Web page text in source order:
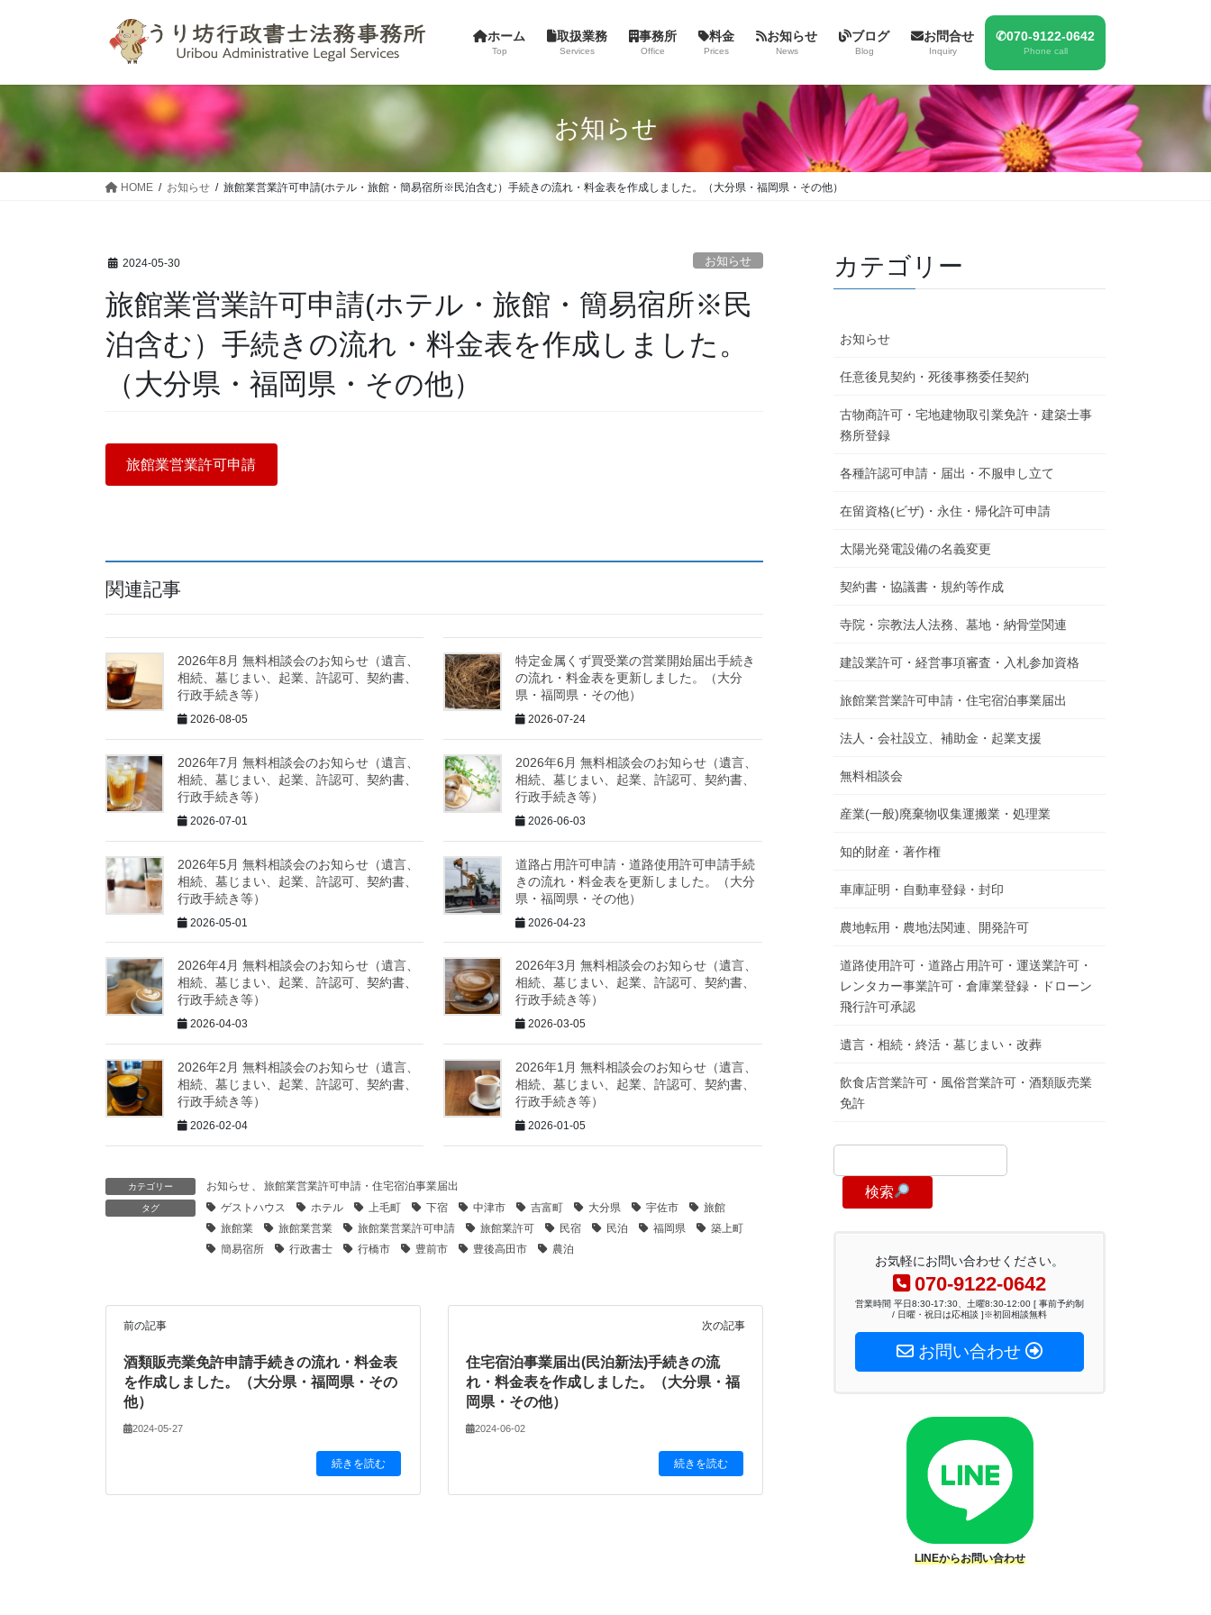
へ
ョ
ホーム
Top
取扱業務
Services
事務所
Office
料金
Prices
お知らせ
News
ブログ
Blog
お問合せ
Inquiry
✆070-9122-0642
Phone call
お知らせ
HOME お知らせ 旅館業営業許可申請(ホテル・旅館・簡易宿所※民泊含む）手続きの流れ・料金表を作成しました。（大分県・福岡県・その他）
2024-05-30 お知らせ
旅館業営業許可申請(ホテル・旅館・簡易宿所※民
泊含む）手続きの流れ・料金表を作成しました。
（大分県・福岡県・その他）
旅館業営業許可申請
関連記事
2026年8月 無料相談会のお知らせ（遺言、
相続、墓じまい、起業、許認可、契約書、
行政手続き等）
2026-08-05
特定金属くず買受業の営業開始届出手続き
の流れ・料金表を更新しました。（大分
県・福岡県・その他）
2026-07-24
2026年7月 無料相談会のお知らせ（遺言、
相続、墓じまい、起業、許認可、契約書、
行政手続き等）
2026-07-01
2026年6月 無料相談会のお知らせ（遺言、
相続、墓じまい、起業、許認可、契約書、
行政手続き等）
2026-06-03
2026年5月 無料相談会のお知らせ（遺言、
相続、墓じまい、起業、許認可、契約書、
行政手続き等）
2026-05-01
道路占用許可申請・道路使用許可申請手続
きの流れ・料金表を更新しました。（大分
県・福岡県・その他）
2026-04-23
2026年4月 無料相談会のお知らせ（遺言、
相続、墓じまい、起業、許認可、契約書、
行政手続き等）
2026-04-03
2026年3月 無料相談会のお知らせ（遺言、
相続、墓じまい、起業、許認可、契約書、
行政手続き等）
2026-03-05
2026年2月 無料相談会のお知らせ（遺言、
相続、墓じまい、起業、許認可、契約書、
行政手続き等）
2026-02-04
2026年1月 無料相談会のお知らせ（遺言、
相続、墓じまい、起業、許認可、契約書、
行政手続き等）
2026-01-05
カテゴリー お知らせ 、 旅館業営業許可申請・住宅宿泊事業届出
タグ ゲストハウス ホテル 上毛町 下宿 中津市 吉富町 大分県 宇佐市
旅館
旅館業
旅館業営業 旅館業営業許可申請 旅館業許可 民宿 民泊 福岡県
築上町
簡易宿所
行政書士 行橋市 豊前市 豊後高田市 農泊
前の記事
酒類販売業免許申請手続きの流れ・料金表
を作成しました。（大分県・福岡県・その
他）
2024-05-27
続きを読む
次の記事
住宅宿泊事業届出(民泊新法)手続きの流
れ・料金表を作成しました。（大分県・福
岡県・その他）
2024-06-02
続きを読む
カテゴリー
お知らせ
任意後見契約・死後事務委任契約
古物商許可・宅地建物取引業免許・建築士事
務所登録
各種許認可申請・届出・不服申し立て
在留資格(ビザ)・永住・帰化許可申請
太陽光発電設備の名義変更
契約書・協議書・規約等作成
寺院・宗教法人法務、墓地・納骨堂関連
建設業許可・経営事項審査・入札参加資格
旅館業営業許可申請・住宅宿泊事業届出
法人・会社設立、補助金・起業支援
無料相談会
産業(一般)廃棄物収集運搬業・処理業
知的財産・著作権
車庫証明・自動車登録・封印
農地転用・農地法関連、開発許可
道路使用許可・道路占用許可・運送業許可・
レンタカー事業許可・倉庫業登録・ドローン
飛行許可承認
遺言・相続・終活・墓じまい・改葬
飲食店営業許可・風俗営業許可・酒類販売業
免許
検索
お気軽にお問い合わせください。
070-9122-0642
営業時間 平日8:30-17:30、土曜8:30-12:00 [ 事前予約制
/ 日曜・祝日は応相談 ]※初回相談無料
お問い合わせ
LINEからお問い合わせ